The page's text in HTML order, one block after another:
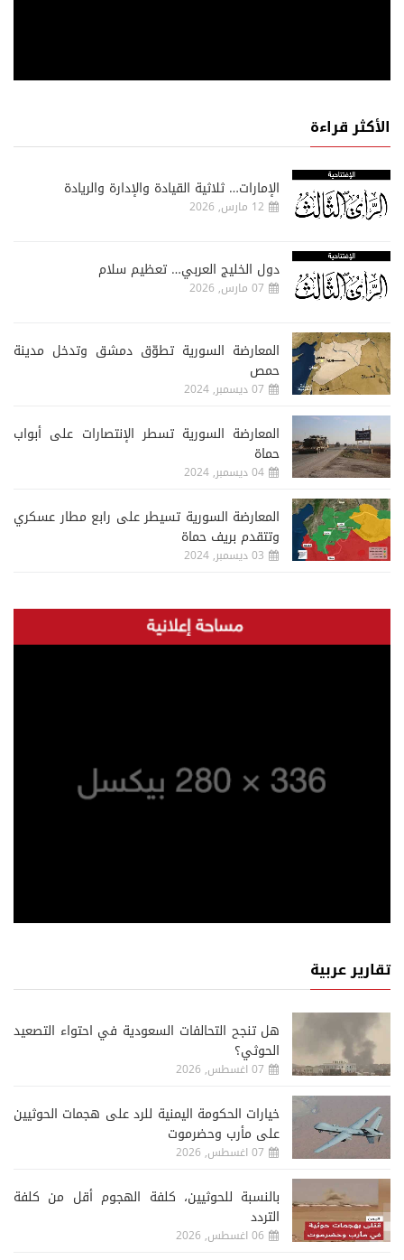
الأكثر قراءة
الإمارات… ثلاثية القيادة والإدارة والريادة
12 مارس, 2026
دول الخليج العربي… تعظيم سلام
07 مارس, 2026
المعارضة السورية تطوّق دمشق وتدخل مدينة
حمص
07 ديسمبر, 2024
المعارضة السورية تسطر الإنتصارات على أبواب
حماة
04 ديسمبر, 2024
المعارضة السورية تسيطر على رابع مطار عسكري
وتتقدم بريف حماة
03 ديسمبر, 2024
تقارير عربية
هل تنجح التحالفات السعودية في احتواء التصعيد
الحوثي؟
07 اغسطس, 2026
خيارات الحكومة اليمنية للرد على هجمات الحوثيين
على مأرب وحضرموت
07 اغسطس, 2026
‏بالنسبة للحوثيين، كلفة الهجوم أقل من كلفة
التردد
06 اغسطس, 2026